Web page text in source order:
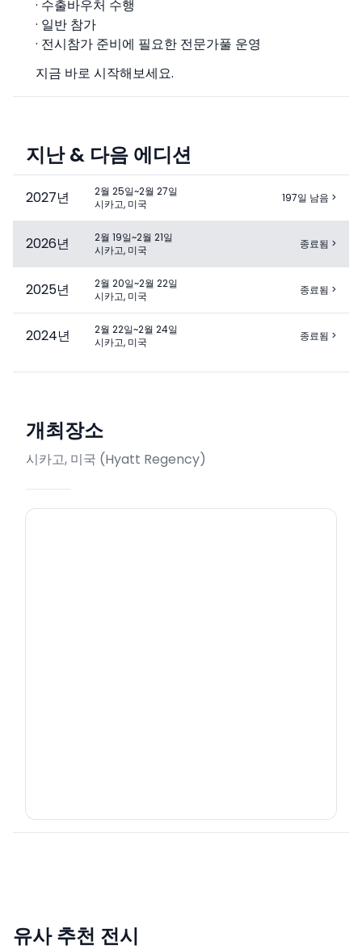
· 수출바우처 수행
· 일반 참가
· 전시참가 준비에 필요한 전문가풀 운영
지금 바로 시작해보세요.
지난 & 다음 에디션
2027년
2월 25일~2월 27일
시카고, 미국
197일 남음 >
2026년
2월 19일~2월 21일
시카고, 미국
종료됨 >
2025년
2월 20일~2월 22일
시카고, 미국
종료됨 >
2024년
2월 22일~2월 24일
시카고, 미국
종료됨 >
개최장소
시카고, 미국 (Hyatt Regency)
유사 추천 전시